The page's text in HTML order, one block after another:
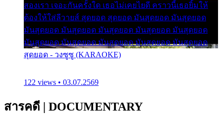
สองเรา เจอะกันครั้งใด เธอไม่เคยไยดี คราวนี้เธอยิ้มให้
ต้องให้ใส่ลีวายส์ สุดยอด สุดยอด มันสุดยอด มันสุดยอด
มันสุดยอด มันสุดยอด มันสุดยอด มันสุดยอด มันสุดยอด
มันสุดยอด มันสุดยอด มันสุดยอด มันสุดยอด มันสุดยอด
สุดยอด - วงซูซู (KARAOKE)
122 views • 03.07.2569
สารคดี | DOCUMENTARY